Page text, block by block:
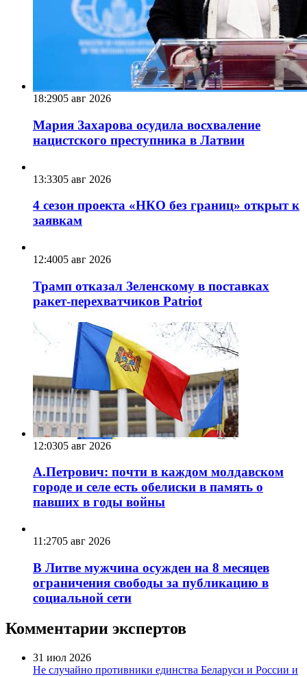
18:2905 авг 2026
Мария Захарова осудила восхваление
нацистского преступника в Латвии
13:3305 авг 2026
4 сезон проекта «НКО без границ» открыт к
заявкам
12:4005 авг 2026
Трамп отказал Зеленскому в поставках
ракет-перехватчиков Patriot
12:0305 авг 2026
А.Петрович: почти в каждом молдавском
городе и селе есть обелиски в память о
павших в годы войны
11:2705 авг 2026
В Литве мужчина осужден на 8 месяцев
ограничения свободы за публикацию в
социальной сети
Комментарии экспертов
31 июл 2026
Не случайно противники единства Беларуси и России и